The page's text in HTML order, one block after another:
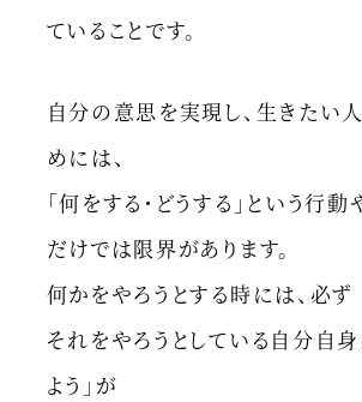
ていることです。
自分の意思を実現し、生きたい
めには、
「何をする・どうする」という行動
だけでは限界があります。
何かをやろうとする時には、必ず
それをやろうとしている自分自身
よう」が